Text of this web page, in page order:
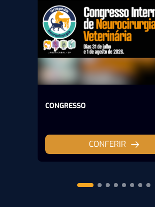
CONGRESSO
CONFERIR